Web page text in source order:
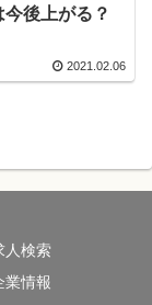
今後上がる？
2021.02.06
人検索
業情報